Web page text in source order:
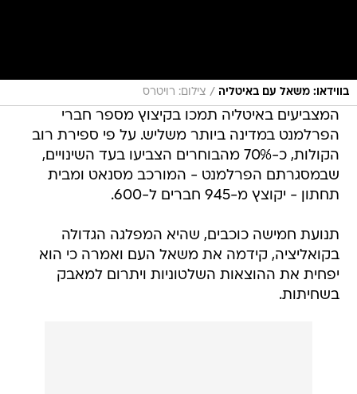
בווידאו: משאל עם באיטליה / צילום: רויטרס
המצביעים באיטליה תמכו בקיצוץ מספר חברי
הפרלמנט במדינה ביותר משליש. על פי ספירת רוב
הקולות, כ-70% מהבוחרים הצביעו בעד השינויים,
שבמסגרתם הפרלמנט - המורכב מסנאט ומבית
תחתון - יקוצץ מ-945 חברים ל-600.
תנועת חמישה כוכבים, שהיא המפלגה הגדולה
בקואליציה, קידמה את משאל העם ואמרה כי הוא
יפחית את ההוצאות השלטוניות ויתרום למאבק
בשחיתות.